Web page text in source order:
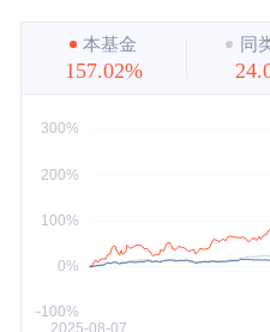
本基金
157.02%
同